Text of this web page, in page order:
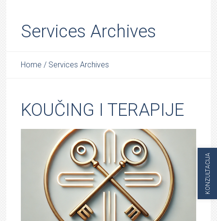
Services Archives
Home / Services Archives
KOUČING I TERAPIJE
KONZULTACIJA